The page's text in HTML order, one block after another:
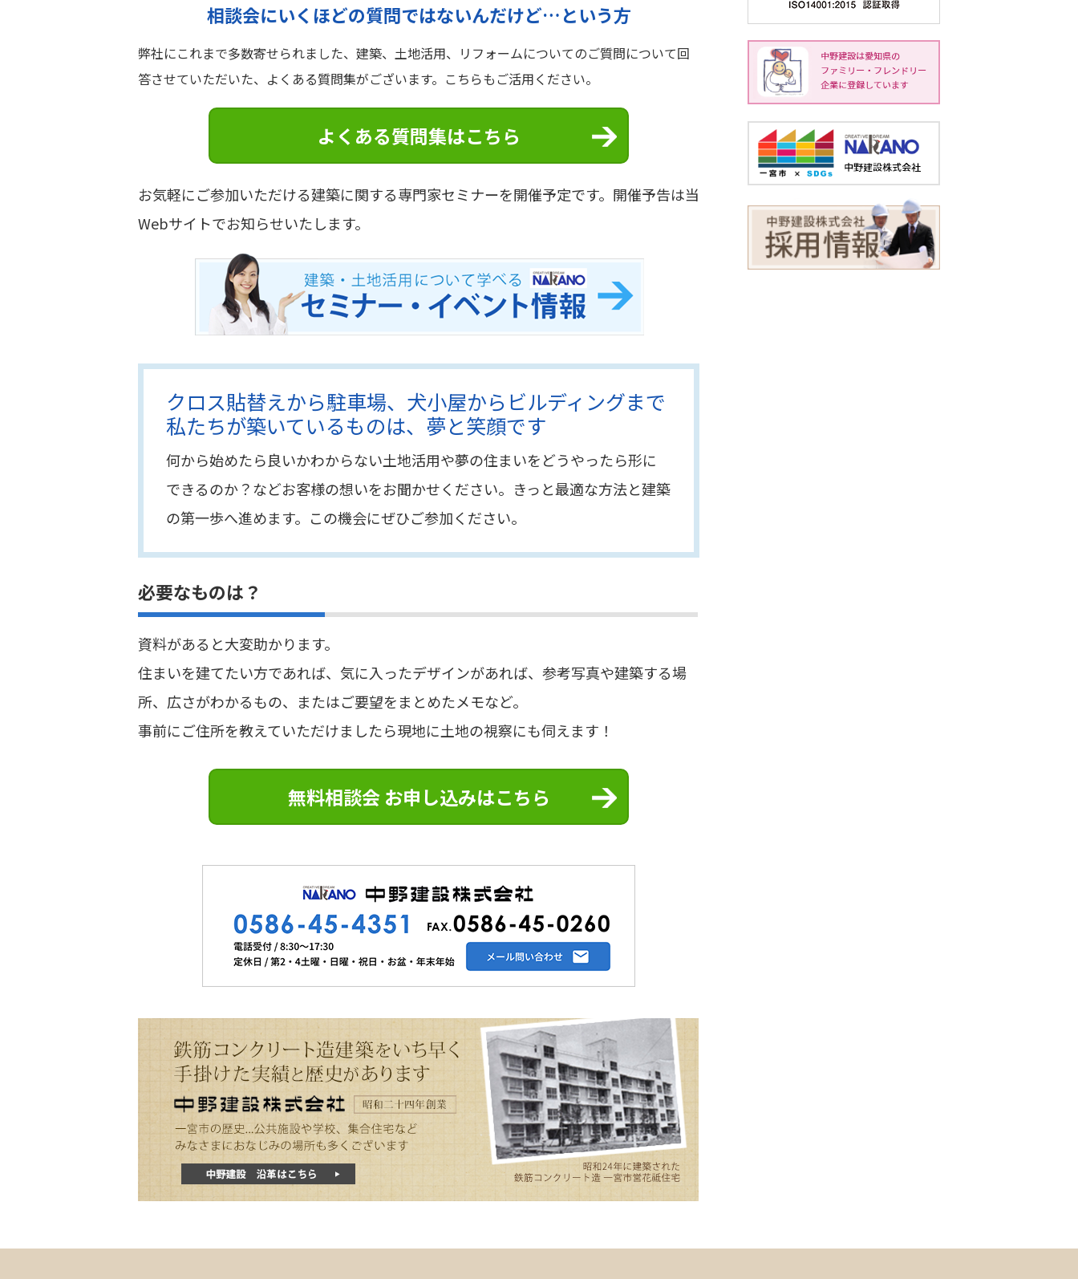
相談会にいくほどの質問ではないんだけど…という方
弊社にこれまで多数寄せられました、建築、土地活用、リフォームについてのご質問について回
答させていただいた、よくある質問集がございます。こちらもご活用ください。
よくある質問集はこちら
お気軽にご参加いただける建築に関する専門家セミナーを開催予定です。開催予告は当
Webサイトでお知らせいたします。
クロス貼替えから駐車場、犬小屋からビルディングまで
私たちが築いているものは、夢と笑顔です
何から始めたら良いかわからない土地活用や夢の住まいをどうやったら形に
できるのか？などお客様の想いをお聞かせください。きっと最適な方法と建築
の第一歩へ進めます。この機会にぜひご参加ください。
必要なものは？
資料があると大変助かります。
住まいを建てたい方であれば、気に入ったデザインがあれば、参考写真や建築する場
所、広さがわかるもの、またはご要望をまとめたメモなど。
事前にご住所を教えていただけましたら現地に土地の視察にも伺えます！
無料相談会 お申し込みはこちら